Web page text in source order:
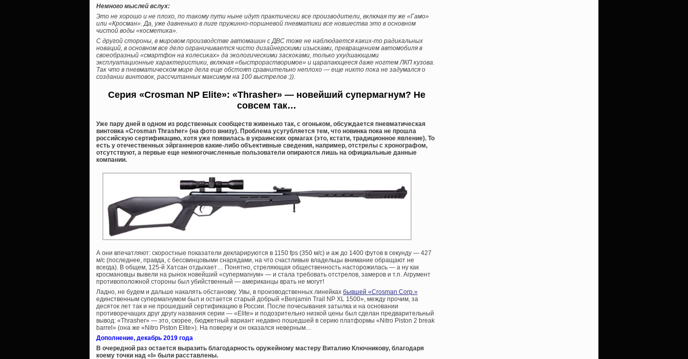
Немного мыслей вслух:
Это не хорошо и не плохо, по такому пути ныне идут практически все производители, включая ту же «Гамо»
или «Кросман». Да, уже давненько в лиге пружинно-поршневой пневматики все новшества это в основном
чистой воды «косметика».
С другой стороны, в мировом производстве автомашин с ДВС тоже не наблюдается каких-то радикальных
новаций, в основном все дело ограничивается чисто дизайнерскими изысками, превращением автомобиля в
своеобразный «смартфон на колесиках» да экологическими заскоками, только ухудшающими
эксплуатационные характеристики, включая «быстрорастворимое» и царапающееся даже ногтем ЛКП кузова.
Так что в пневматическом мире дела еще обстоят сравнительно неплохо — еще никто пока не задумался о
создании винтовок, рассчитанных максимум на 100 выстрелов :)).
Серия «Crosman NP Elite»: «Thrasher» — новейший супермагнум? Не
совсем так…
Уже пару дней в одном из родственных сообществ живенько так, с огоньком, обсуждается пневматическая
винтовка «Crosman Thrasher» (на фото внизу). Проблема усугубляется тем, что новинка пока не прошла
российскую сертификацию, хотя уже появилась в украинских ормагах (это, кстати, традиционное явление). То
есть у отечественных эйрганнеров какие-либо объективные сведения, например, отстрелы с хронографом,
отсутствуют, а первые еще немногочисленные пользователи опираются лишь на официальные данные
компании.
А они впечатляют: скоростные показатели декларируются в 1150 fps (350 м/с) и аж до 1400 футов в секунду — 427
м/с (последнее, правда, с бессвинцовыми снарядами, на что счастливые владельцы внимание обращают не
всегда). В общем, 125-й Хатсан отдыхает… Понятно, стреляющая общественность насторожилась — а ну как
кросмановцы вывели на рынок новейший «супермагнум» — и стала требовать отстрелов, замеров и т.п. Агрумент
противоположной стороны был убийственный — американцы врать не могут!
Ладно, не будем и дальше накалять обстановку. Увы, в производственных линейках бывшей «Crosman Corp.»
единственным супермагнумом был и остается старый добрый «Benjamin Trail NP XL 1500», между прочим, за
десяток лет так и не прошедший сертификацию в России. После почесывания затылка и на основании
противоречащих друг другу названия серии — «Elite» и подозрительно низкой цены был сделан предварительный
вывод: «Thrasher» — это, скорее, бюджетный вариант недавно пошедшей в серию платформы «Nitro Piston 2 break
barrel» (она же «Nitro Piston Elite»). На поверку и он оказался неверным…
Дополнение, декабрь 2019 года
В очередной раз остается выразить благодарность оружейному мастеру Виталию Ключникову, благодаря
коему точки над «I» были расставлены.